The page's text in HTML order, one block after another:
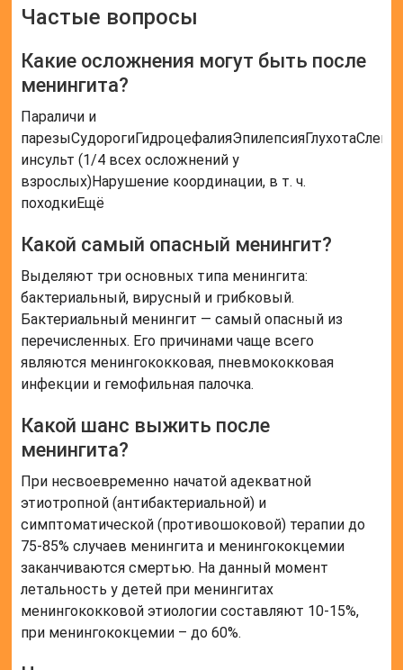
Частые вопросы
Какие осложнения могут быть после
менингита?
Параличи и
инсульт (1/4 всех осложнений у
взрослых)Нарушение координации, в т. ч.
походкиЕщё
Какой самый опасный менингит?
Выделяют три основных типа менингита:
бактериальный, вирусный и грибковый.
Бактериальный менингит — самый опасный из
перечисленных. Его причинами чаще всего
являются менингококковая, пневмококковая
инфекции и гемофильная палочка.
Какой шанс выжить после
менингита?
При несвоевременно начатой адекватной
этиотропной (антибактериальной) и
симптоматической (противошоковой) терапии до
75-85% случаев менингита и менингококцемии
заканчиваются смертью. На данный момент
летальность у детей при менингитах
менингококковой этиологии составляют 10-15%,
при менингококцемии – до 60%.